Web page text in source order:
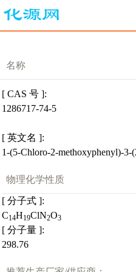
名称
[ CAS 号 ]:
1286717-74-5
[ 英文名 ]:
1-(5-Chloro-2-methoxyphenyl)-
物理化学性质
[ 分子式 ]:
C14H19ClN2O3
[ 分子量 ]:
298.76